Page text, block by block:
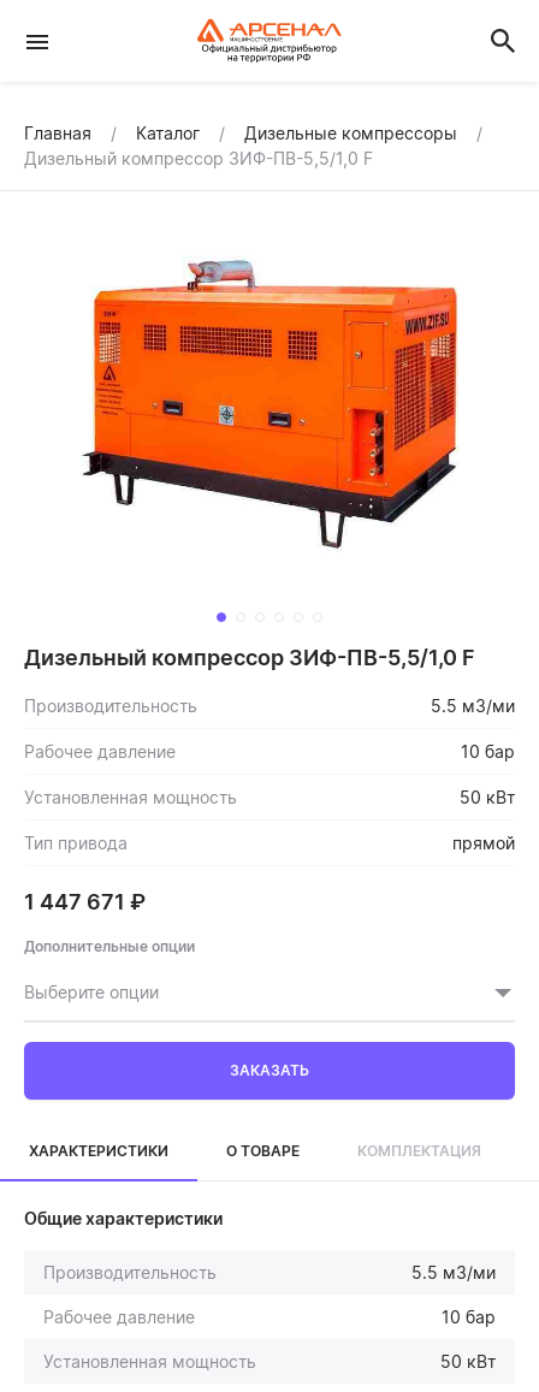
Главная Каталог
Дизельные компрессоры
Дизельный компрессор ЗИФ-ПВ-5,5/1,0 F
Дизельный компрессор ЗИФ-ПВ-5,5/1,0 F
Производительность 5.5 м3/ми
Рабочее давление 10 бар
Установленная мощность 50 кВт
Тип привода прямой
1 447 671 ₽
Дополнительные опции
Выберите опции
ЗАКАЗАТЬ
ХАРАКТЕРИСТИКИ О ТОВАРЕ КОМПЛЕКТАЦИЯ
Общие характеристики
Производительность 5.5 м3/ми
Рабочее давление 10 бар
Установленная мощность 50 кВт